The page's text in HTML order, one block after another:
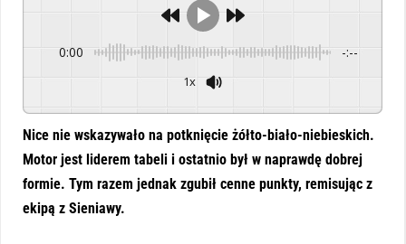
0:00 -:--
1x
Nice nie wskazywało na potknięcie żółto-biało-niebieskich.
Motor jest liderem tabeli i ostatnio był w naprawdę dobrej
formie. Tym razem jednak zgubił cenne punkty, remisując z
ekipą z Sieniawy.